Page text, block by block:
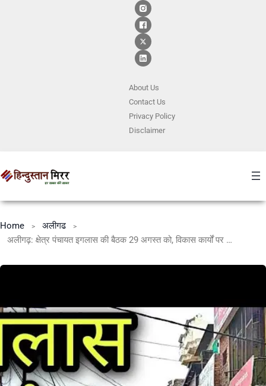
About Us
ContactUs
Privacy Policy
Disclaimer
Home
अलीगढ
अलीगढ़: क्षेत्र पंचायत इगलास की बैठक 29 अगस्त को, विकास कार्यों पर होगा मंथन